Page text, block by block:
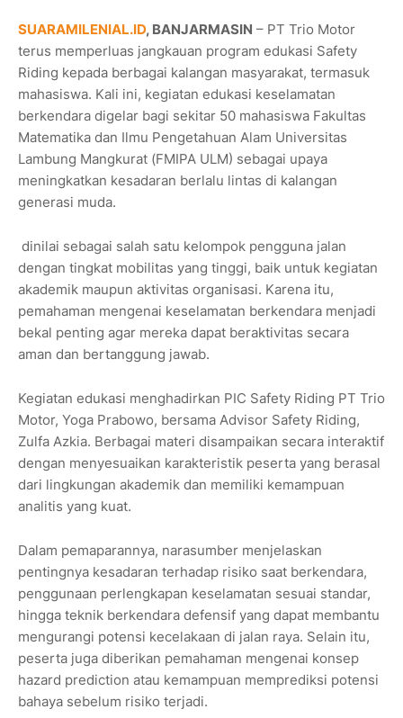
SUARAMILENIAL.ID, BANJARMASIN – PT Trio Motor
terus memperluas jangkauan program edukasi Safety
Riding kepada berbagai kalangan masyarakat, termasuk
mahasiswa. Kali ini, kegiatan edukasi keselamatan
berkendara digelar bagi sekitar 50 mahasiswa Fakultas
Matematika dan Ilmu Pengetahuan Alam Universitas
Lambung Mangkurat (FMIPA ULM) sebagai upaya
meningkatkan kesadaran berlalu lintas di kalangan
generasi muda.
dinilai sebagai salah satu kelompok pengguna jalan
dengan tingkat mobilitas yang tinggi, baik untuk kegiatan
akademik maupun aktivitas organisasi. Karena itu,
pemahaman mengenai keselamatan berkendara menjadi
bekal penting agar mereka dapat beraktivitas secara
aman dan bertanggung jawab.
Kegiatan edukasi menghadirkan PIC Safety Riding PT Trio
Motor, Yoga Prabowo, bersama Advisor Safety Riding,
Zulfa Azkia. Berbagai materi disampaikan secara interaktif
dengan menyesuaikan karakteristik peserta yang berasal
dari lingkungan akademik dan memiliki kemampuan
analitis yang kuat.
Dalam pemaparannya, narasumber menjelaskan
pentingnya kesadaran terhadap risiko saat berkendara,
penggunaan perlengkapan keselamatan sesuai standar,
hingga teknik berkendara defensif yang dapat membantu
mengurangi potensi kecelakaan di jalan raya. Selain itu,
peserta juga diberikan pemahaman mengenai konsep
hazard prediction atau kemampuan memprediksi potensi
bahaya sebelum risiko terjadi.